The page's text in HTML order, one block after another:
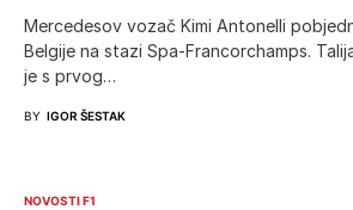
Mercedesov vozač Kimi Antonelli
Belgije na stazi Spa-Francorchamps.
je s prvog…
BY IGOR ŠESTAK
NOVOSTI F1